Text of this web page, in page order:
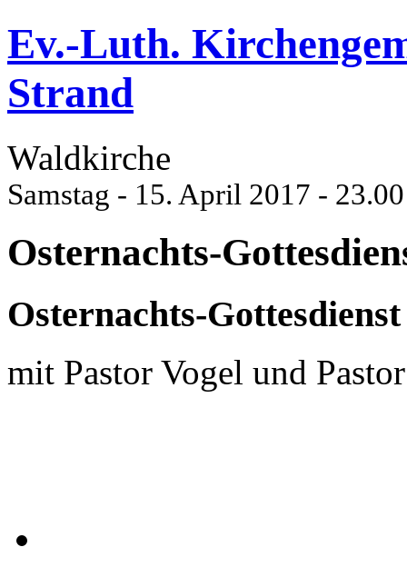
Ev.-Luth.
Strand
Waldkirche
Samstag - 15. April 2017 -
Osternachts-
Osternachts-Gottesdienst
mit Pastor Vogel und